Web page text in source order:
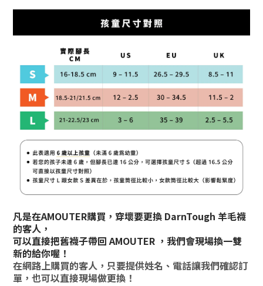
凡是在AMOUTER購買，穿壞要更換 DarnTough 羊毛襪
的客人，
可以直接把舊襪子帶回 AMOUTER ， 我們會現場換一雙
新的給你喔！
在網路上購買的客人， 只要提供姓名、電話讓我們確認訂
單， 也可以直接現場做更換！